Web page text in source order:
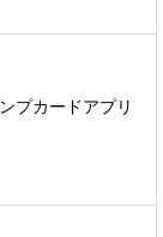
プカードアプリ